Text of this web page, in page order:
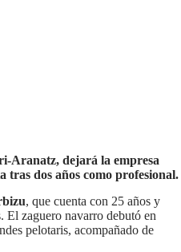
Aranatz, dejará la empresa
tras dos años como profesional.
, que cuenta con 25 años y
El zaguero navarro debutó en
pelotaris, acompañado de